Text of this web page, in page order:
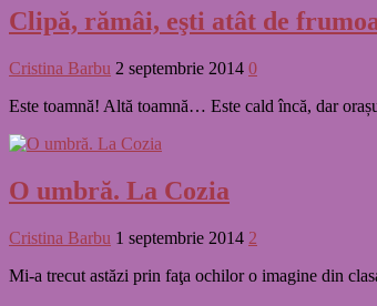
Clipă, rămâi, eşti atât de
Cristina Barbu 2 septembrie 2014 0
Este toamnă! Altă toamnă… Este cald încă, dar
O umbră. La Cozia
Cristina Barbu 1 septembrie 2014 2
Mi-a trecut astăzi prin faţa ochilor o imagine din